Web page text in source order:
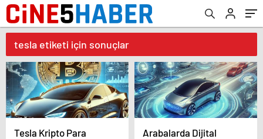
tesla etiketi için sonuçlar
Tesla Kripto Para
Arabalarda Dijital